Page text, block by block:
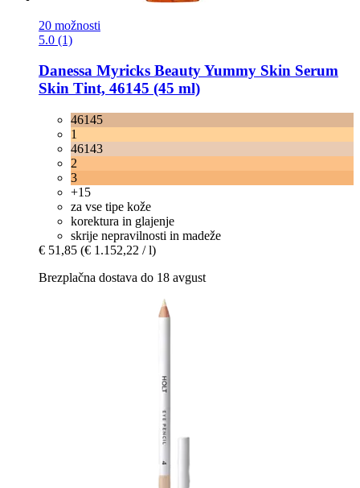
20 možnosti
5.0 (1)
Danessa Myricks BeautyYummy Skin Serum
Skin Tint, 46145 (45 ml)
46145
1
46143
2
3
+15
za vse tipe kože
korektura in glajenje
skrije nepravilnosti in madeže
€ 51,85 (€ 1.152,22 / l)
Brezplačna dostava do 18 avgust